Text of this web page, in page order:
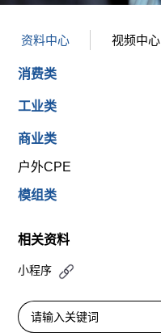
资料中心 视频中心
消费类
工业类
商业类
户外CPE
模组类
相关资料
小程序